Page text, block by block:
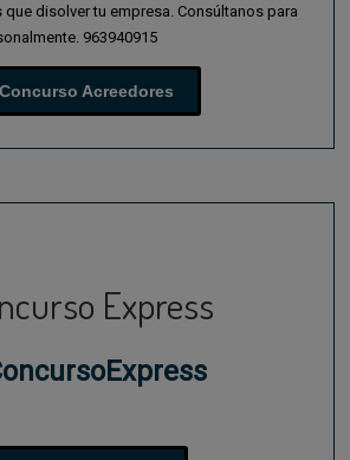
disolver tu empresa. Consúltanos para
963940915
Concurso Acreedores
Express